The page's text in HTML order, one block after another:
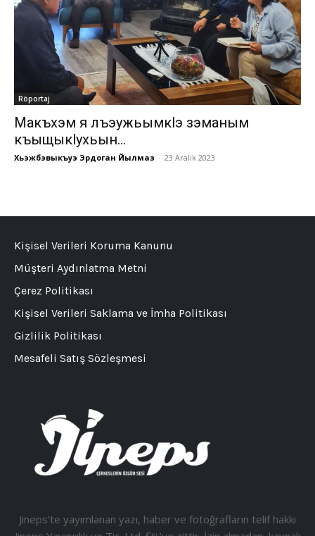
Röportaj
Макъхэм я лъэужьымкlэ зэманым
къыщыкlухьын…
Хьэжбэвыкъуэ Эрдоган Йылмаз - 23 Aralık 2023
Jineps’te yayımlanan yazı, haber ve fotoğrafların telif hakkı
Kişisel Verileri Koruma Kanunu
Müşteri Aydınlatma Metni
Çerez Politikası
Kişisel Verileri Saklama ve İmha Politikası
Gizlilik Politikası
Mesafeli Satış Sözleşmesi